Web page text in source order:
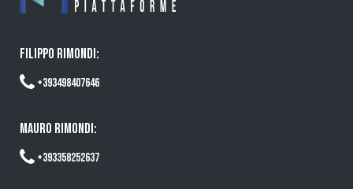
FILIPPO RIMONDI:
+393498407646
MAURO RIMONDI:
+393358252637